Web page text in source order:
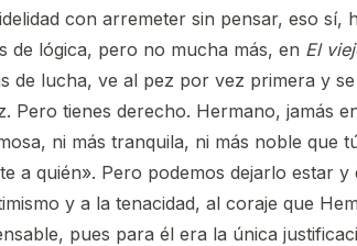
con arremeter sin pensar, eso sí,
de lógica, pero no mucha más, en El
de lucha, ve al pez por vez primera y
Pero tienes derecho. Hermano, jamás
ni más tranquila, ni más noble que
a quién». Pero podemos dejarlo estar
y a la tenacidad, al coraje que
pues para él era la única